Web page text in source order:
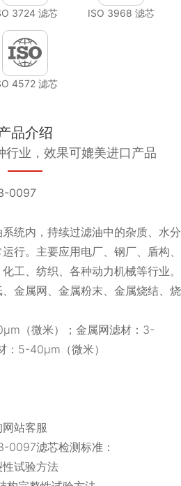
3724 滤芯 ISO 3968 滤芯
4572 滤芯
品介绍
行业，效果可媲美进口产品
0097
统内，持续过滤油中的杂质、水分
行。主要应用电厂、钢厂、盾构、
工、纺织、各种动力机械等行业。
金属网、金属粉末、金属烧结、烧
（微米）；金属网滤材：3-
：5-40μm（微米）
站客服
0097滤芯检测标准：
性试验方法